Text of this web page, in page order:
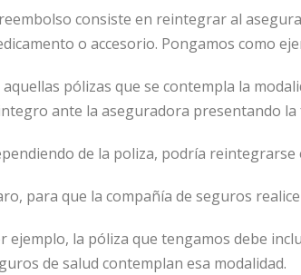
consiste en reintegrar al
o accesorio. Pongamos como
aquellas pólizas que se contempla la
ante la aseguradora presentando
de la poliza, podría
para que la compañía de seguros
ejemplo, la póliza que tengamos debe
de salud contemplan esa modalidad.